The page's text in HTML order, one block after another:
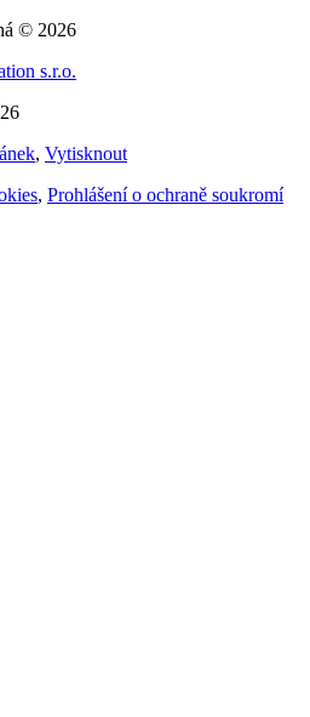
© 2026
s.r.o.
, Vytisknout
, Prohlášení o ochraně soukromí